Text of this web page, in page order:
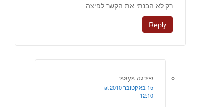
רק לא הבנתי את הקשר לפיצה
Reply
פירגה says:
15 באוקטובר 2010 at
12:10